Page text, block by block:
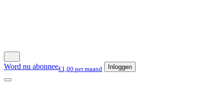
Word nu abonnee€1,00 per maand Inloggen